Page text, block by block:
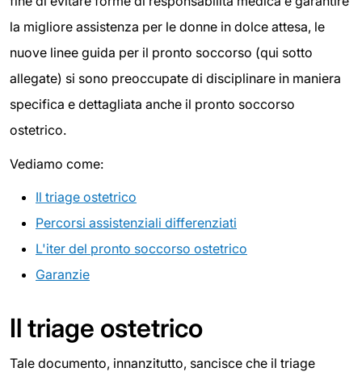
la migliore assistenza per le donne in dolce attesa, le
nuove linee guida per il pronto soccorso (qui sotto
allegate) si sono preoccupate di disciplinare in maniera
specifica e dettagliata anche il pronto soccorso
ostetrico.
Vediamo come:
Il triage ostetrico
Percorsi assistenziali differenziati
L'iter del pronto soccorso ostetrico
Garanzie
Il triage ostetrico
Tale documento, innanzitutto, sancisce che il triage